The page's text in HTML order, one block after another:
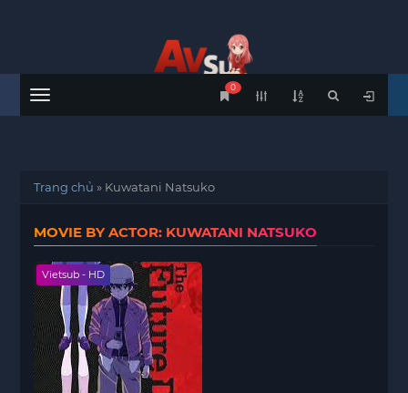
Menu
0
Trang chủ » Kuwatani Natsuko
MOVIE BY ACTOR: KUWATANI NATSUKO
Vietsub - HD